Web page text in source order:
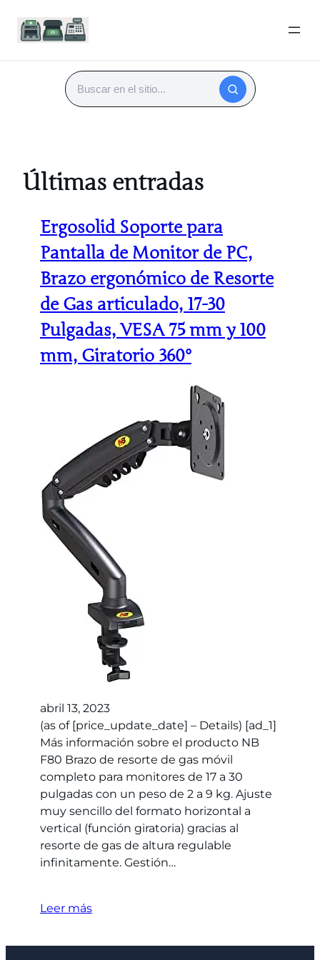
Buscar
Últimas entradas
Ergosolid Soporte para
Pantalla de Monitor de PC,
Brazo ergonómico de Resorte
de Gas articulado, 17-30
Pulgadas, VESA 75 mm y 100
mm, Giratorio 360°
abril 13, 2023
(as of [price_update_date] – Details) [ad_1]
Más información sobre el producto NB
F80 Brazo de resorte de gas móvil
completo para monitores de 17 a 30
pulgadas con un peso de 2 a 9 kg. Ajuste
muy sencillo del formato horizontal a
vertical (función giratoria) gracias al
resorte de gas de altura regulable
infinitamente. Gestión…
Leer más